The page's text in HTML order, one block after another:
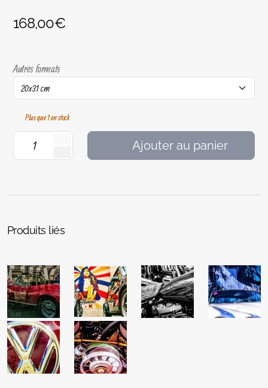
168,00€
Autres formats
Plus que 1 en stock
Ajouter au panier
Produits liés